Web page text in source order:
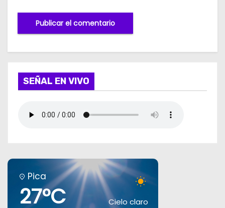
SEÑAL EN VIVO
Pica
27°C Cielo claro